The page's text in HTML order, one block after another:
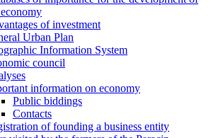
of investment
Urban Plan
Information System
council
information on economy
Public biddings
Contacts
of founding a business entity